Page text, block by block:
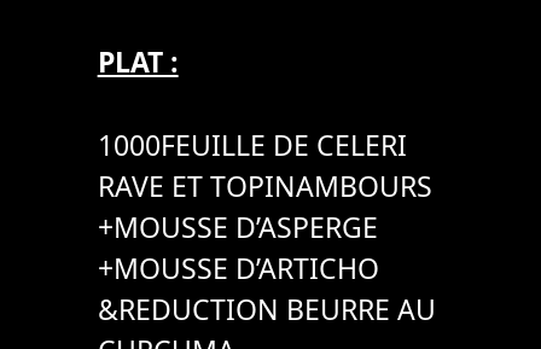
PLAT :
1000FEUILLE DE CELERI
RAVE ET TOPINAMBOURS
+MOUSSE D’ASPERGE
+MOUSSE D’ARTICHO
&REDUCTION BEURRE AU